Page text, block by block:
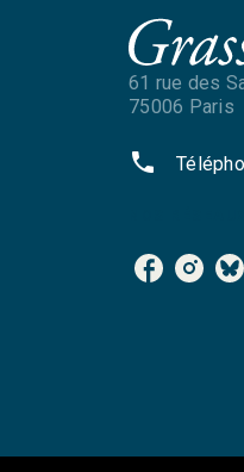
61 rue des
75006 Paris
phone